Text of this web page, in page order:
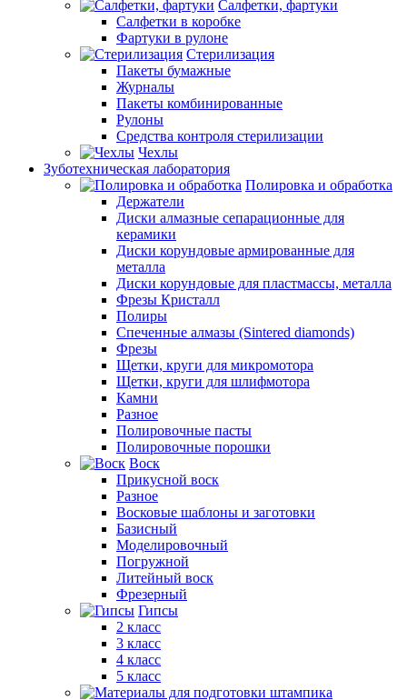
Салфетки, фартуки
Салфетки в коробке
Фартуки в рулоне
Стерилизация
Пакеты бумажные
Журналы
Пакеты комбинированные
Рулоны
Средства контроля стерилизации
Чехлы
Зуботехническая лаборатория
Полировка и обработка
Держатели
Диски алмазные сепарационные для
керамики
Диски корундовые армированные для
металла
Диски корундовые для пластмассы, металла
Фрезы Кристалл
Полиры
Спеченные алмазы (Sintered diamonds)
Фрезы
Щетки, круги для микромотора
Щетки, круги для шлифмотора
Камни
Разное
Полировочные пасты
Полировочные порошки
Воск
Прикусной воск
Разное
Восковые шаблоны и заготовки
Базисный
Моделировочный
Погружной
Литейный воск
Фрезерный
Гипсы
2 класс
3 класс
4 класс
5 класс